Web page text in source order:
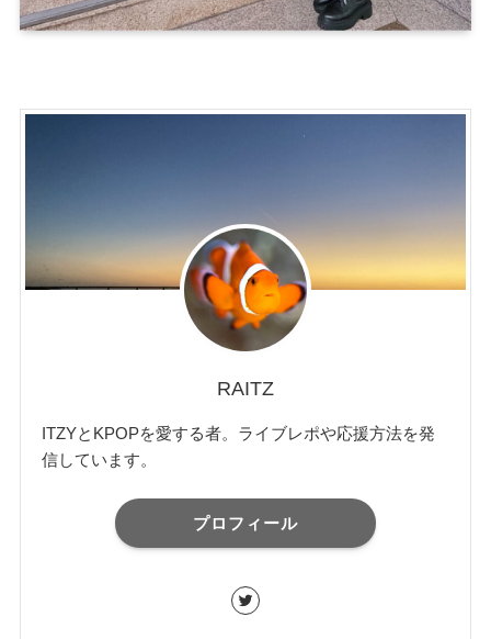
RAITZ
ITZYとKPOPを愛する者。ライブレポや応援方法を発
信しています。
プロフィール